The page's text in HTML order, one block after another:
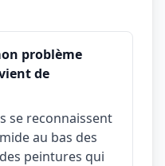
problème
de
se reconnaissent
au bas des
peintures qui